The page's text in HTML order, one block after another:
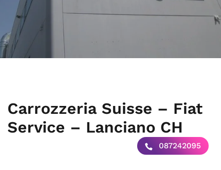
Carrozzeria Suisse – Fiat
Service – Lanciano CH
087242095